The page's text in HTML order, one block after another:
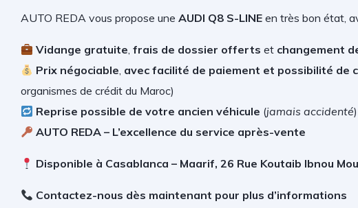
AUTO REDA vous propose une AUDI Q8 S-LINE en très bon état,
Vidange gratuite,frais de dossier offerts et changement
Prix négociable, avec facilité de paiement et possibilité de
organismes de crédit du Maroc)
Reprise possible de votre ancien véhicule (jamais accidenté)
AUTO REDA – L’excellence du service après-vente
Disponible à Casablanca – Maarif, 26 Rue Koutaib Ibnou
Contactez-nous dès maintenant pour plus d’informations